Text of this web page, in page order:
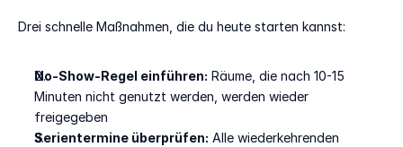
Drei schnelle Maßnahmen, die du heute starten kannst:
No-Show-Regel einführen: Räume, die nach 10-15
Minuten nicht genutzt werden, werden wieder
freigegeben
Serientermine überprüfen: Alle wiederkehrenden